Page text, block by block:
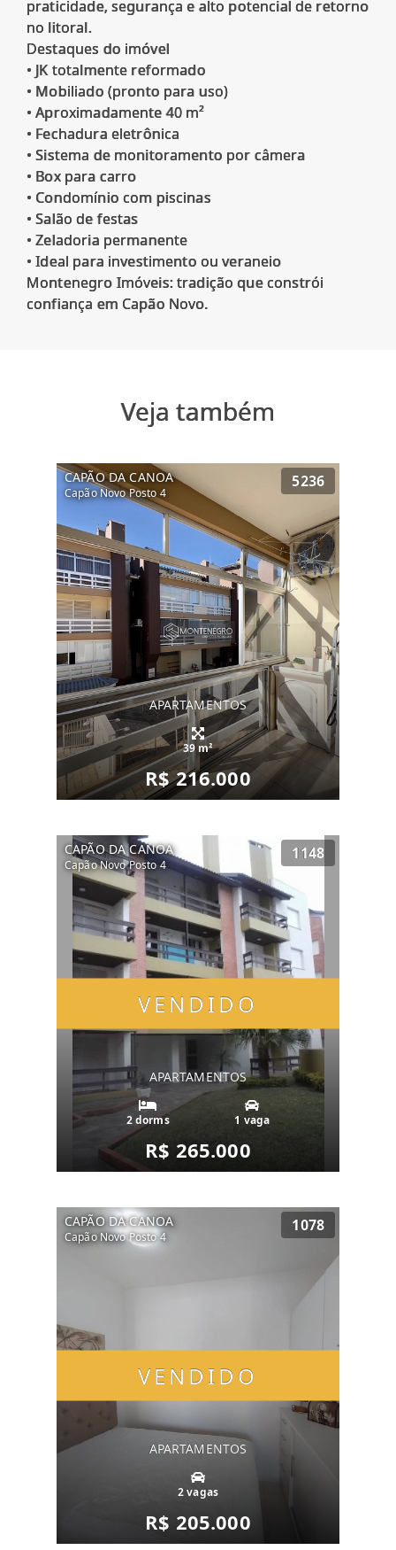
praticidade, segurança e alto potencial de retorno
no litoral.
Destaques do imóvel
• JK totalmente reformado
• Mobiliado (pronto para uso)
• Aproximadamente 40 m²
• Fechadura eletrônica
• Sistema de monitoramento por câmera
• Box para carro
• Condomínio com piscinas
• Salão de festas
• Zeladoria permanente
• Ideal para investimento ou veraneio
Montenegro Imóveis: tradição que constrói
Veja também
CAPÃO DA CANOA
Capão Novo Posto 4
5236
APARTAMENTOS
39 m²
R$ 216.000
VENDIDO
CAPÃO DA CANOA
Capão Novo Posto 4
1148
APARTAMENTOS
2 dorms 1 vaga
R$ 265.000
VENDIDO
CAPÃO DA CANOA
Capão Novo Posto 4
1078
APARTAMENTOS
2 vagas
R$ 205.000